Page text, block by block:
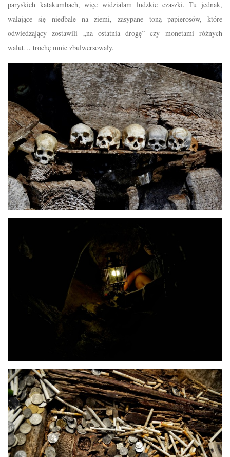
paryskich katakumbach, więc widziałam ludzkie czaszki. Tu jednak,
walające się niedbale na ziemi, zasypane toną papierosów, które
odwiedzający zostawili „na ostatnia drogę” czy monetami różnych
walut… trochę mnie zbulwersowały.